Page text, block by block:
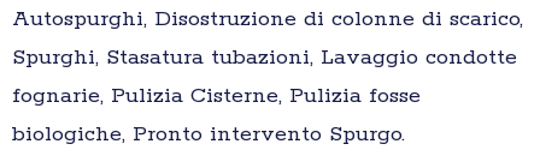
Autospurghi, Disostruzione di colonne di scarico,
Spurghi, Stasatura tubazioni, Lavaggio condotte
fognarie, Pulizia Cisterne, Pulizia fosse
biologiche, Pronto intervento Spurgo.